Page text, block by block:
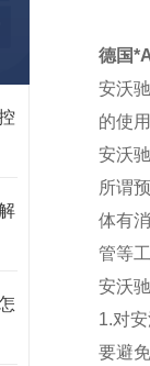
德国
安沃
的使
安沃
所谓
体有
管等
安沃
1.对
要避